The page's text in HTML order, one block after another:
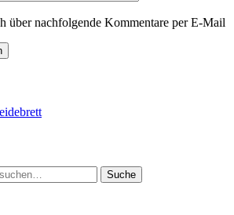
über nachfolgende Kommentare per E-Mail
Suche